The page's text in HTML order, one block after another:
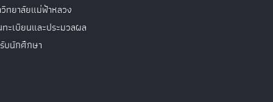
ทยาลัยแม่ฟ้าหลวง
ะเบียนและประมวลผล
บนักศึกษา